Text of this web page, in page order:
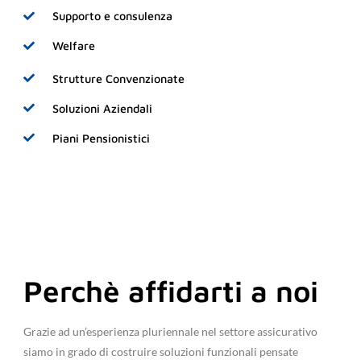
Supporto e consulenza
Welfare
Strutture Convenzionate
Soluzioni Aziendali
Piani Pensionistici
Perchè affidarti a noi
Grazie ad un’esperienza pluriennale nel settore assicurativo
siamo in grado di costruire soluzioni funzionali pensate